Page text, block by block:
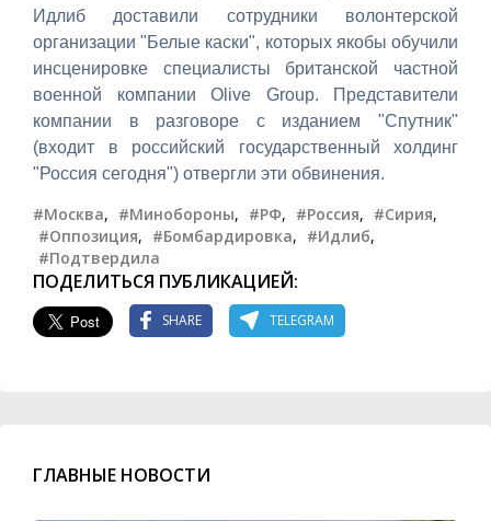
Идлиб доставили сотрудники волонтерской
организации "Белые каски", которых якобы обучили
инсценировке специалисты британской частной
военной компании Olive Group. Представители
компании в разговоре с изданием "Спутник"
(входит в российский государственный холдинг
"Россия сегодня") отвергли эти обвинения.
#Москва, #Минобороны, #РФ, #Россия, #Сирия,
#Оппозиция, #Бомбардировка, #Идлиб,
#Подтвердила
ПОДЕЛИТЬСЯ ПУБЛИКАЦИЕЙ:
SHARE TELEGRAM
ГЛАВНЫЕ НОВОСТИ